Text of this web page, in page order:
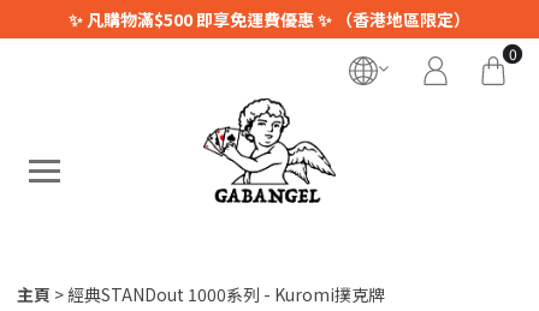
✨ 凡購物滿$500 即享免運費優惠 ✨ （香港地區限定）
0
主頁 經典STANDout 1000系列 - Kuromi撲克牌